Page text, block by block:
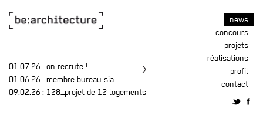
news
concours
projets
réalisations
profil
contact
01.07.26 : on recrute !
01.06.26 : membre bureau sia
09.02.26 : 128_projet de 12 logements